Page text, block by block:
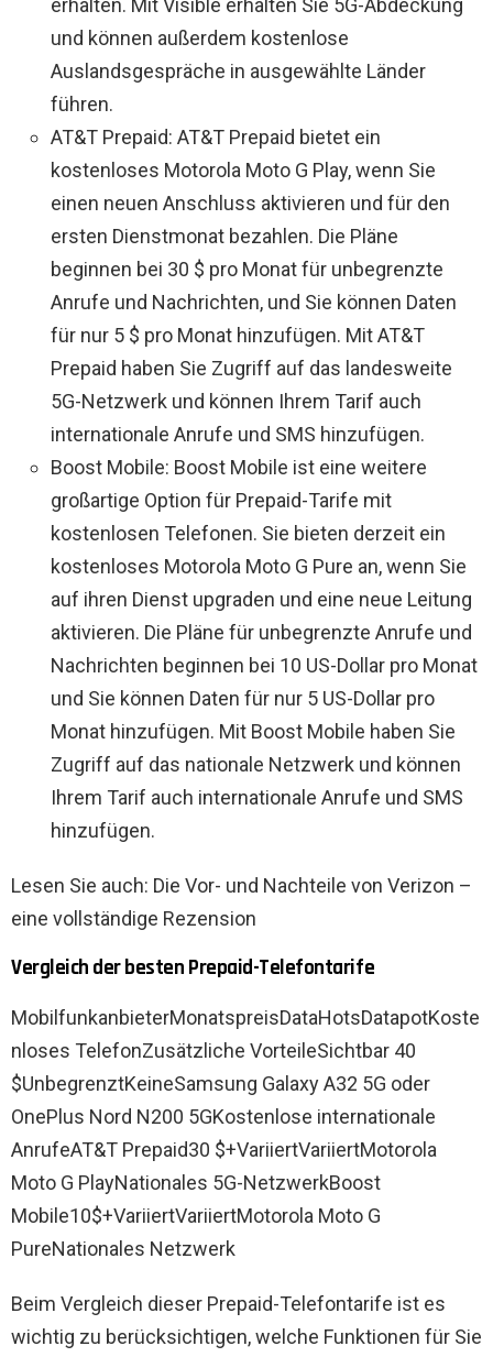
erhalten. Mit Visible erhalten Sie 5G-Abdeckung
und können außerdem kostenlose
Auslandsgespräche in ausgewählte Länder
führen.
AT&T Prepaid: AT&T Prepaid bietet ein
kostenloses Motorola Moto G Play, wenn Sie
einen neuen Anschluss aktivieren und für den
ersten Dienstmonat bezahlen. Die Pläne
beginnen bei 30 $ pro Monat für unbegrenzte
Anrufe und Nachrichten, und Sie können Daten
für nur 5 $ pro Monat hinzufügen. Mit AT&T
Prepaid haben Sie Zugriff auf das landesweite
5G-Netzwerk und können Ihrem Tarif auch
internationale Anrufe und SMS hinzufügen.
Boost Mobile: Boost Mobile ist eine weitere
großartige Option für Prepaid-Tarife mit
kostenlosen Telefonen. Sie bieten derzeit ein
kostenloses Motorola Moto G Pure an, wenn Sie
auf ihren Dienst upgraden und eine neue Leitung
aktivieren. Die Pläne für unbegrenzte Anrufe und
Nachrichten beginnen bei 10 US-Dollar pro Monat
und Sie können Daten für nur 5 US-Dollar pro
Monat hinzufügen. Mit Boost Mobile haben Sie
Zugriff auf das nationale Netzwerk und können
Ihrem Tarif auch internationale Anrufe und SMS
hinzufügen.
Lesen Sie auch: Die Vor- und Nachteile von Verizon –
eine vollständige Rezension
Vergleich der besten Prepaid-Telefontarife
MobilfunkanbieterMonatspreisDataHotsDatapotKoste
nloses TelefonZusätzliche VorteileSichtbar 40
$UnbegrenztKeineSamsung Galaxy A32 5G oder
OnePlus Nord N200 5GKostenlose internationale
AnrufeAT&T Prepaid30 $+VariiertVariiertMotorola
Moto G PlayNationales 5G-NetzwerkBoost
Mobile10$+VariiertVariiertMotorola Moto G
PureNationales Netzwerk
Beim Vergleich dieser Prepaid-Telefontarife ist es
wichtig zu berücksichtigen, welche Funktionen für Sie